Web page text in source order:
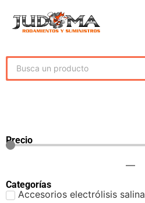
Precio
—
Categorías
Accesorios electrólisis salina